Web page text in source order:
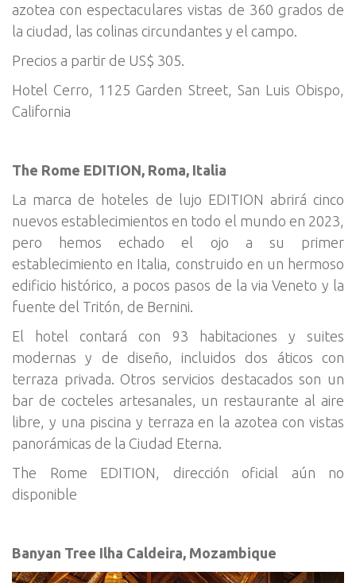
azotea con espectaculares vistas de 360 grados de
la ciudad, las colinas circundantes y el campo.
Precios a partir de US$ 305.
Hotel Cerro, 1125 Garden Street, San Luis Obispo,
California
The Rome EDITION, Roma, Italia
La marca de hoteles de lujo EDITION abrirá cinco
nuevos establecimientos en todo el mundo en 2023,
pero hemos echado el ojo a su primer
establecimiento en Italia, construido en un hermoso
edificio histórico, a pocos pasos de la via Veneto y la
fuente del Tritón, de Bernini.
El hotel contará con 93 habitaciones y suites
modernas y de diseño, incluidos dos áticos con
terraza privada. Otros servicios destacados son un
bar de cocteles artesanales, un restaurante al aire
libre, y una piscina y terraza en la azotea con vistas
panorámicas de la Ciudad Eterna.
The Rome EDITION, dirección oficial aún no
disponible
Banyan Tree Ilha Caldeira, Mozambique